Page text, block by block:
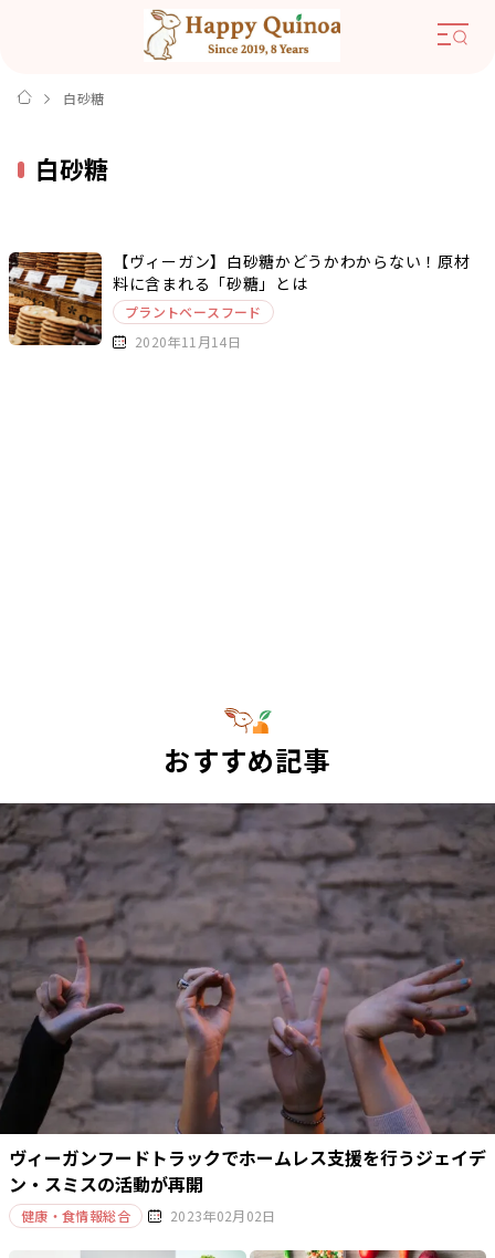
白砂糖
白砂糖
【ヴィーガン】白砂糖かどうかわからない！原材
料に含まれる「砂糖」とは
プラントベースフード
2020年11月14日
おすすめ記事
ヴィーガンフードトラックでホームレス支援を行うジェイデ
ン・スミスの活動が再開
健康・食情報総合 2023年02月02日